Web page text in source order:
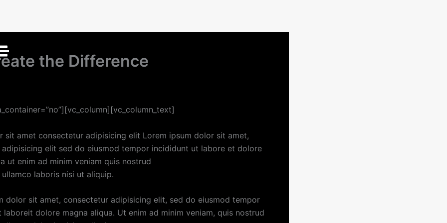
the Difference
sit amet consectetur adipisicing elit Lorem ipsum dolor sit amet,
elit sed do eiusmod tempor incididunt ut labore et dolore
ut enim ad minim veniam quis nostrud
laboris nisi ut aliquip.
dolor sit amet, consectetur adipisicing elit, sed do eiusmod tempor
laboreit dolore magna aliqua. Ut enim ad minim veniam, quis nostrud